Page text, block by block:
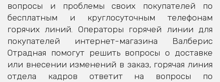
вопросы и проблемы своих покупателей по
бесплатным и круглосуточным телефонам
горячих линий. Операторы горячей линии для
покупателей интернет-магазина Валберис
Отрадная помогут решить вопросы о доставке
или внесении изменений в заказ, горячая линия
отдела кадров ответит на вопросы по